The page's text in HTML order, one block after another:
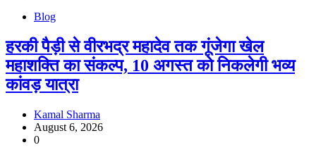
Blog
हरकी पैड़ी से वीरभद्र महादेव तक गूंजेगा खेल
महाशक्ति का संकल्प, 10 अगस्त को निकलेगी भव्य
कांवड़ यात्रा
Kamal Sharma
August 6, 2026
0